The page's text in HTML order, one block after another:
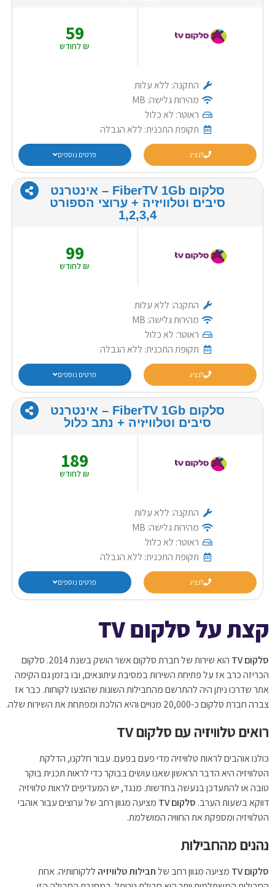
59
₪ לחודש
התקנה: ללא עלות
מהירות גלישה: MB
ראוטר: לא כלול
תקופת התכנית: ללא הגבלה
לנציג פרטים נוספים
סלקום FiberTV 1Gb – אינטרנט
סיבים וטלוויזיה + ערוצי הספורט
1,2,3,4
99
₪ לחודש
התקנה: ללא עלות
מהירות גלישה: MB
ראוטר: לא כלול
תקופת התכנית: ללא הגבלה
לנציג פרטים נוספים
סלקום FiberTV 1Gb – אינטרנט
סיבים וטלוויזיה + נתב כלול
189
₪ לחודש
התקנה: ללא עלות
מהירות גלישה: MB
ראוטר: לא כלול
תקופת התכנית: ללא הגבלה
לנציג פרטים נוספים
קצת על סלקום TV
סלקוםTV
הוא שירות של חברת סלקום אשר הושק בשנת 2014. סלקום
הכריזה כרב אז על פתיחת השירות במסיבת עיתונאים, ובו בזמן גם הקימה
אתר שדרכו ניתן היה להתרשם מהחבילות השונות שהוצעו לקוחות. כבר אז
צברה חברת סלקום כ-20,000 מנויים והיא הולכת ומפתחת את השירות שלה.
רואים טלוויזיה עם סלקום TV
כולנו אוהבים לראות טלוויזיה מדי פעם בפעם. עבור חלקנו, הדלקת
הטלוויזיה היא הדבר הראשון שאנו עושים בבוקר כדי לראות תכנית בוקר
טובה או להתעדכן בנעשה בחדשות. מנגד, יש המעדיפים לראות טלוויזיה
דווקא בשעות הערב. סלקוםTV מציעה מגוון רחב של ערוצים עבור אוהבי
הטלוויזיה ומספקת את החוויה המושלמת.
נהנים מהחבילות
סלקוםTV מציעה מגוון רחב שלחבילות טלוויזיה ללקוחותיה. אחת